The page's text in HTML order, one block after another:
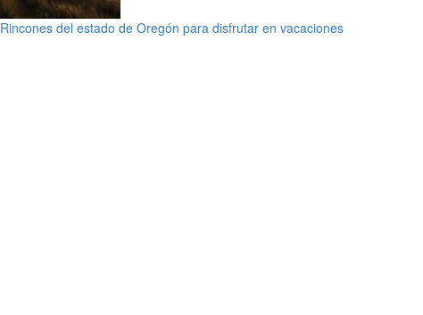
Rincones del estado de Oregón para disfrutar en vacaciones